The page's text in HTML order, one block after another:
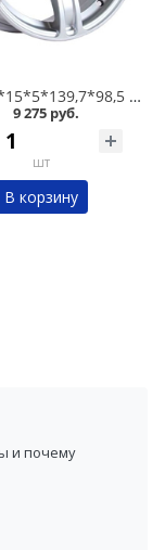
Диск 6,5*15*5*139,7*98,5 ET40 Скад Трофи Селена в Омске
9 275 руб.
шт
В корзину
и почему